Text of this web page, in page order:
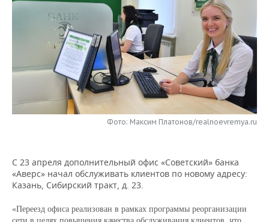
ВУЗЫ ТАТАРСТАНА
КОМУ ПРИНАДЛЕЖАТ
ТОРГОВЫЕ ЦЕНТРЫ
ТАТАРСТАНА
БАНКИ
БЮДЖЕТ
ИНВЕСТИЦИИ
АГРОПРОМ
МАШИНОСТРОЕНИЕ
НЕФТЕХИМИЯ
НЕФТЬ
НОВОСТИ НЕДВИЖИМОСТИ
АВТО
НОВОСТИ АВТО
НОВОСТИ БИЗНЕСА
РОЗНИЧНАЯ ТОРГОВЛЯ
ТРАНСПОРТ
ТЕХНОЛОГИИ
НОВОСТИ ТЕХНОЛОГИЙ
IT
ТЕЛЕКОММУНИКАЦИИ
МЕРОПРИЯТИЯ
НОВОСТИ МЕРОПРИЯТИЙ
БИЗНЕС-БРАНЧИ
СПОРТ
ФУТБОЛ
НОВОСТИ ОБЩЕСТВА
ФОТОГАЛЕРЕЯ
Фото: Максим Платонов/realnoevremya.ru
С 23 апреля дополнительный офис «Советский» банка
«Аверс» начал обслуживать клиентов по новому адресу:
Казань, Сибирский тракт, д. 23.
«Переезд офиса реализован в рамках программы реорганизации